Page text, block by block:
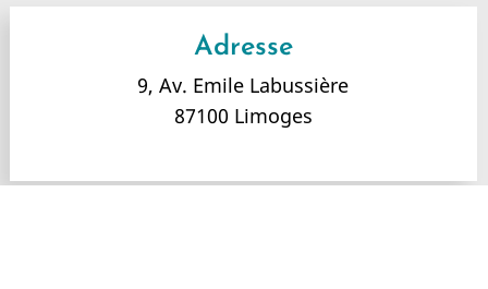
Adresse
9, Av. Emile Labussière
87100 Limoges